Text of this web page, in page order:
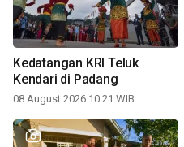
Kedatangan KRI Teluk
Kendari di Padang
08 August 2026 10:21 WIB